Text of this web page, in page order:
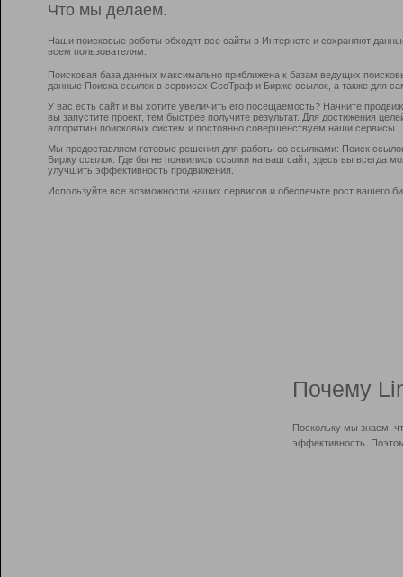
Что мы делаем.
Наши поисковые роботы обходят все сайты в Интернете и сохраняют
всем пользователям.
Поисковая база данных максимально приближена к базам ведущих
данные Поиска ссылок в сервисах СеоТраф и Бирже ссылок, а также для
У вас есть сайт и вы хотите увеличить его посещаемость? Начните
вы запустите проект, тем быстрее получите результат. Для достижения
алгоритмы поисковых систем и постоянно совершенствуем наши сервисы.
Мы предоставляем готовые решения для работы со ссылками: Поиск
Биржу ссылок. Где бы не появились ссылки на ваш сайт, здесь вы всегда
улучшить эффективность продвижения.
Используйте все возможности наших сервисов и обеспечьте рост вашего
Почему
Поскольку мы знаем,
эффективность.